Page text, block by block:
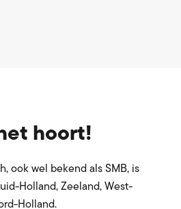
hoort!
ook wel bekend als SMB, is
Holland, Zeeland, West-
Holland.